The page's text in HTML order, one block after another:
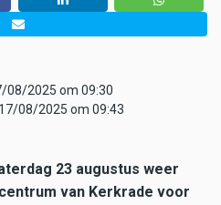
08/2025 om 09:30
08/2025 om 09:43
23 augustus weer
van Kerkrade voor